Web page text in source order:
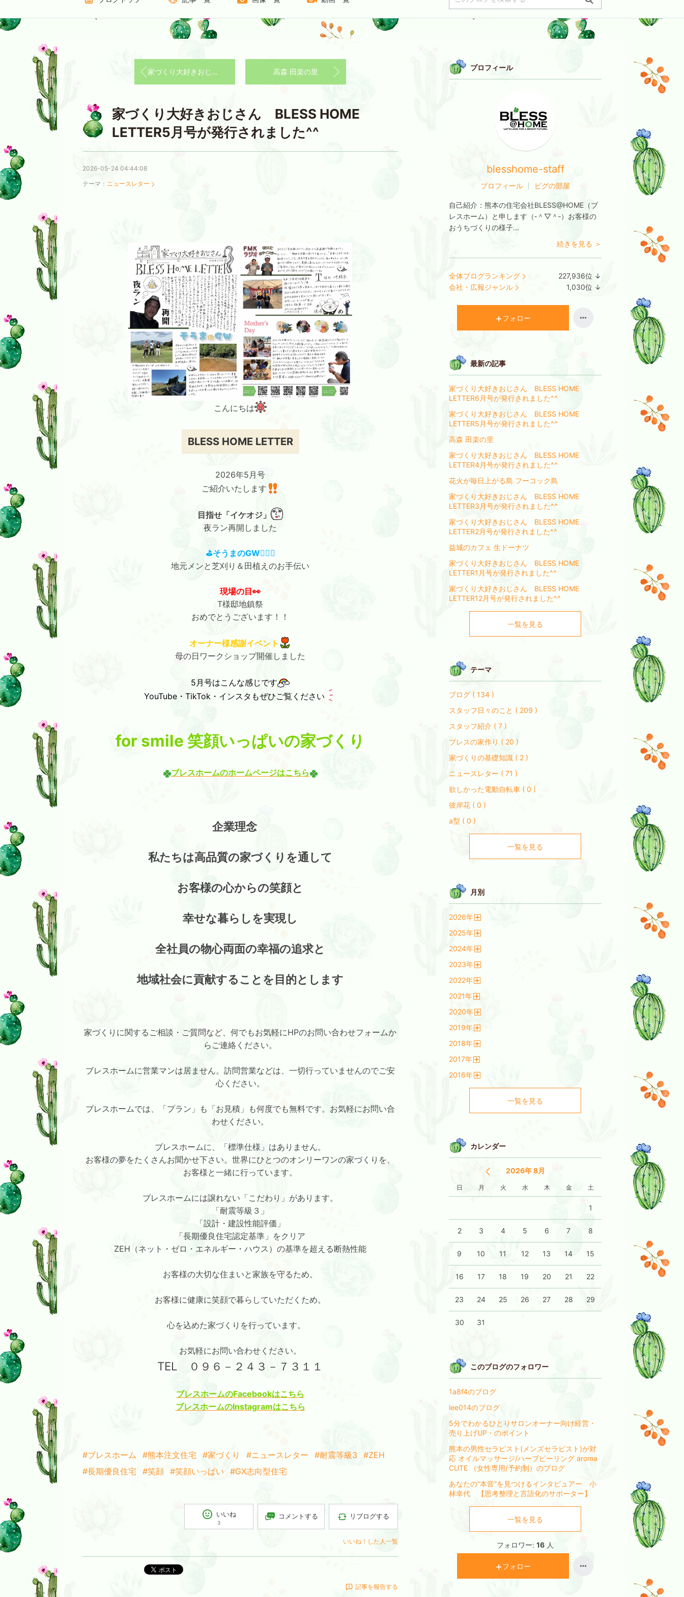
家づくり大好きおじさん BLESS HOME LETTER6月号が発行されました^^ 高森 田楽の里
家づくり大好きおじさん BLESS HOME
LETTER5月号が発行されました^^
2026-05-24 04:44:08
テーマ： ニュースレター
こんにちは
BLESS HOME LETTER
2026年5月号
ご紹介いたします
目指せ「イケオジ」
夜ラン再開しました
⛳そうまのGW🏌🏻‍♂️
地元メンと芝刈り＆田植えのお手伝い
現場の目👀
T様邸地鎮祭
おめでとうございます！！
オーナー様感謝イベント
母の日ワークショップ開催しました
5月号はこんな感じです
YouTube・TikTok・インスタもぜひご覧ください
for smile 笑顔いっぱいの家づくり
ブレスホームのホームページはこちら
企業理念
私たちは高品質の家づくりを通して
お客様の心からの笑顔と
幸せな暮らしを実現し
全社員の物心両面の幸福の追求と
地域社会に貢献することを目的とします
家づくりに関するご相談・ご質問など、何でもお気軽にHPのお問い合わせフォームか
らご連絡ください。
ブレスホームに営業マンは居ません。訪問営業などは、一切行っていませんのでご安
心ください。
ブレスホームでは、「プラン」も「お見積」も何度でも無料です。お気軽にお問い合
わせください。
ブレスホームに、「標準仕様」はありません。
お客様の夢をたくさんお聞かせ下さい。世界にひとつのオンリーワンの家づくりを、
お客様と一緒に行っています。
ブレスホームには譲れない「こだわり」があります。
「耐震等級３」
「設計・建設性能評価」
「長期優良住宅認定基準」をクリア
ZEH（ネット・ゼロ・エネルギー・ハウス）の基準を超える断熱性能
お客様の大切な住まいと家族を守るため。
お客様に健康に笑顔で暮らしていただくため。
心を込めた家づくりを行っています。
お気軽にお問い合わせください。
TEL ０９６－２４３－７３１１
ブレスホームのFacebookはこちら
ブレスホームのInstagramはこちら
#ブレスホーム #熊本注文住宅 #家づくり #ニュースレター #耐震等級3
#ZEH
#長期優良住宅
#笑顔 #笑顔いっぱい #GX志向型住宅
いいね
3
コメントする リブログする
いいね！した人一覧
ポスト
記事を報告する
プロフィール
blesshome-staff
プロフィール ピグの部屋
自己紹介： 熊本の住宅会社BLESS@HOME（ブ
レスホーム）と申します（‐＾▽＾‐）お客様の
おうちづくりの様子...
続きを見る ＞
全体ブログランキング 227,936位 ↓
会社・広報ジャンル 1,030位 ↓
フォロー
最新の記事
家づくり大好きおじさん BLESS HOME
LETTER6月号が発行されました^^
家づくり大好きおじさん BLESS HOME
LETTER5月号が発行されました^^
高森 田楽の里
家づくり大好きおじさん BLESS HOME
LETTER4月号が発行されました^^
花火が毎日上がる島 フーコック島️
家づくり大好きおじさん BLESS HOME
LETTER3月号が発行されました^^
家づくり大好きおじさん BLESS HOME
LETTER2月号が発行されました^^
益城のカフェ 生ドーナツ
家づくり大好きおじさん BLESS HOME
LETTER1月号が発行されました^^
家づくり大好きおじさん BLESS HOME
LETTER12月号が発行されました^^
一覧を見る
テーマ
ブログ ( 134 )
スタッフ日々のこと ( 209 )
スタッフ紹介 ( 7 )
ブレスの家作り ( 20 )
家づくりの基礎知識 ( 2 )
ニュースレター ( 71 )
欲しかった電動自転車 ( 0 )
彼岸花 ( 0 )
a型 ( 0 )
一覧を見る
月別
2026年
2025年
2024年
2023年
2022年
2021年
2020年
2019年
2018年
2017年
2016年
一覧を見る
カレンダー
2026年 8月
日 月 火 水 木 金 土
1
2 3 4 5 6 7 8
9 10 11 12 13 14 15
16 17 18 19 20 21 22
23 24 25 26 27 28 29
30 31
このブログのフォロワー
1a8f4のブログ
lee014のブログ
5分でわかるひとりサロンオーナー向け経営・
売り上げUP・のポイント
熊本の男性セラピスト(メンズセラピスト)が対
応 オイルマッサージ/ハーブピーリング aroma
CUTE （女性専用/予約制）のブログ
あなたの“本音”を見つけるインタビュアー 小
林幸代 【思考整理と言語化のサポーター】
一覧を見る
フォロワー: 16 人
フォロー